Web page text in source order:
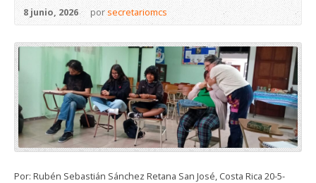
8 junio, 2026 porsecretariomcs
Por: Rubén Sebastián Sánchez Retana San José, Costa Rica 20-5-